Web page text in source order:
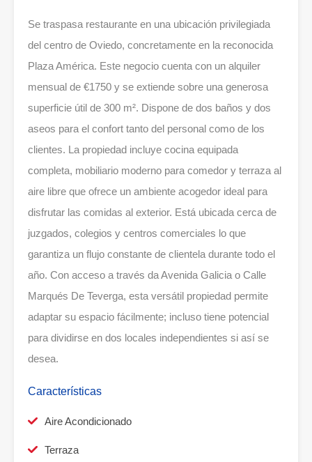
Se traspasa restaurante en una ubicación privilegiada
del centro de Oviedo, concretamente en la reconocida
Plaza América. Este negocio cuenta con un alquiler
mensual de €1750 y se extiende sobre una generosa
superficie útil de 300 m². Dispone de dos baños y dos
aseos para el confort tanto del personal como de los
clientes. La propiedad incluye cocina equipada
completa, mobiliario moderno para comedor y terraza al
aire libre que ofrece un ambiente acogedor ideal para
disfrutar las comidas al exterior. Está ubicada cerca de
juzgados, colegios y centros comerciales lo que
garantiza un flujo constante de clientela durante todo el
año. Con acceso a través da Avenida Galicia o Calle
Marqués De Teverga, esta versátil propiedad permite
adaptar su espacio fácilmente; incluso tiene potencial
para dividirse en dos locales independientes si así se
desea.
Características
Aire Acondicionado
Terraza